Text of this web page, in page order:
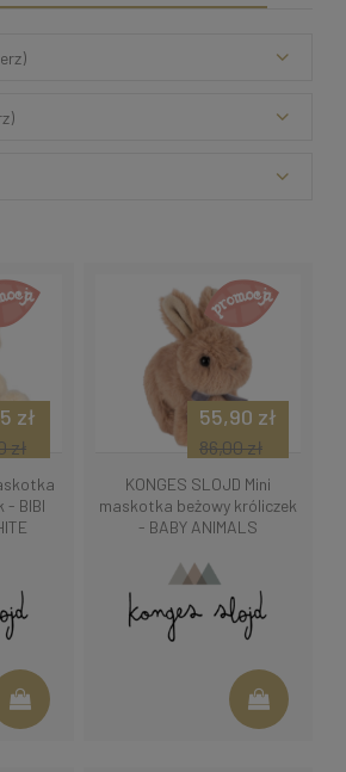
- BIBI
zł
zł
KONGES SLOJD Mini
maskotka beżowy króliczek
- BABY ANIMALS
55,90 zł
86,00 zł